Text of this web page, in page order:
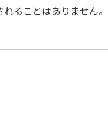
ることはありません。